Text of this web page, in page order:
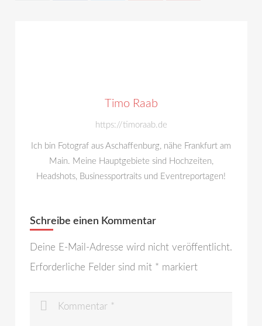
Timo Raab
https://timoraab.de
Ich bin Fotograf aus Aschaffenburg, nähe Frankfurt am
Main. Meine Hauptgebiete sind Hochzeiten,
Headshots, Businessportraits und Eventreportagen!
Schreibe einen Kommentar
Deine E-Mail-Adresse wird nicht veröffentlicht.
Erforderliche Felder sind mit * markiert